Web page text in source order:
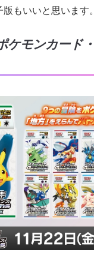
もいいと思います。
ケモンカード